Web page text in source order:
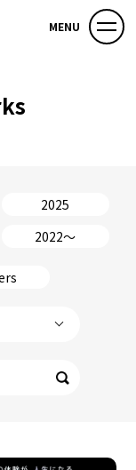
MENU
2025
2022〜